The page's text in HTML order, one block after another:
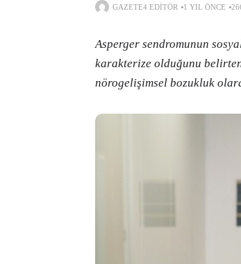
GAZETE4 EDITÖR 1 YIL ÖNCE
Asperger sendromunun
karakterize olduğunu
nörogelişimsel bozukluk